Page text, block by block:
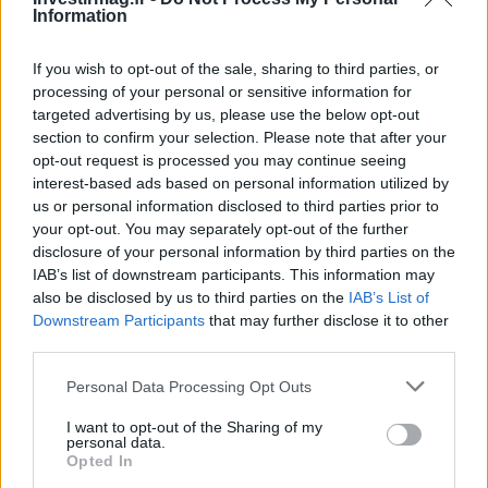
Information
If you wish to opt-out of the sale, sharing to third parties, or
processing of your personal or sensitive information for
targeted advertising by us, please use the below opt-out
section to confirm your selection. Please note that after your
opt-out request is processed you may continue seeing
interest-based ads based on personal information utilized by
us or personal information disclosed to third parties prior to
your opt-out. You may separately opt-out of the further
disclosure of your personal information by third parties on the
IAB’s list of downstream participants. This information may
also be disclosed by us to third parties on the IAB’s List of
Downstream Participants that may further disclose it to other
Please note that this website/app uses one or more Google
not limited to your visit or usage behaviour. You may click to
grant or deny consent to Google and its third-party tags to
use your data for below specified purposes in below Google
Personal Data Processing Opt Outs
I want to opt-out of the Sharing of my
personal data.
Opted In
AUTEUR